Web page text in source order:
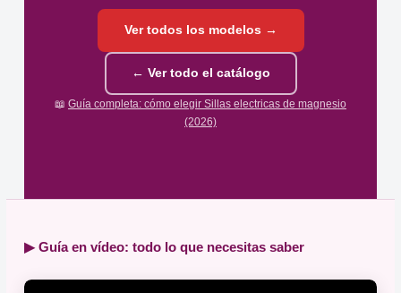
Ver todos los modelos →
← Ver todo el catálogo
📖 Guía completa: cómo elegir Sillas electricas de magnesio
(2026)
▶ Guía en vídeo: todo lo que necesitas saber